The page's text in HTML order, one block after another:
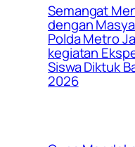
Semangat
dengan
Polda Metro
kegiatan
Siswa Diktuk
2026